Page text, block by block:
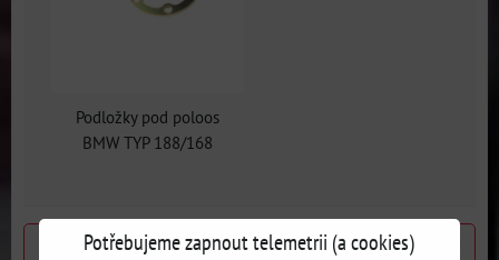
Podložky pod poloos
BMW TYP 188/168
Předchozí produkt Následující produkt
Potřebujeme zapnout telemetrii (a cookies)